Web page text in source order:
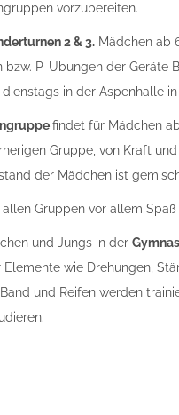
vorzubereiten.
2 & 3. Mädchen ab
P-Übungen der Geräte
in der Aspenhalle
findet für Mädchen
Gruppe, von Kraft
der Mädchen ist
Gruppen vor allem
und Jungs in der
wie Drehungen,
und Reifen werden